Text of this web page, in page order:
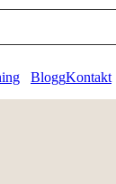
BloggKontakt